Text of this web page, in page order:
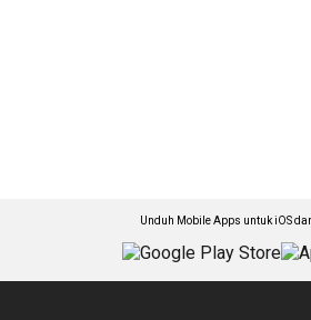
Unduh Mobile Apps untuk iOS